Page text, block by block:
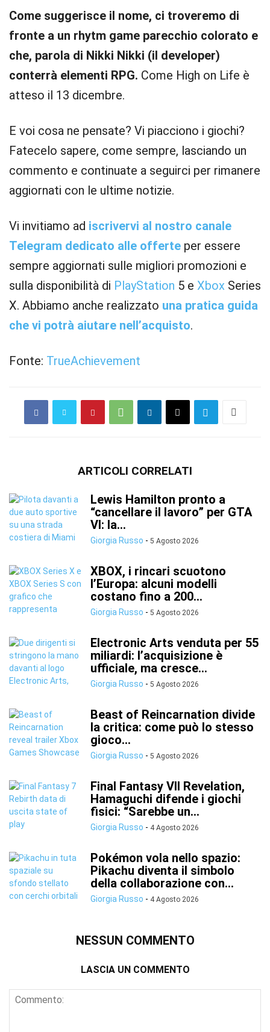
Come suggerisce il nome, ci troveremo di
fronte a un rhytm game parecchio colorato e
che, parola di Nikki Nikki (il developer)
conterrà elementi RPG. Come High on Life è
atteso il 13 dicembre.
E voi cosa ne pensate? Vi piacciono i giochi?
Fatecelo sapere, come sempre, lasciando un
commento e continuate a seguirci per rimanere
aggiornati con le ultime notizie.
Vi invitiamo ad iscrivervi al nostro canale
Telegram dedicato alle offerte per essere
sempre aggiornati sulle migliori promozioni e
sulla disponibilità di PlayStation 5 e Xbox Series
X. Abbiamo anche realizzato una pratica guida
che vi potrà aiutare nell’acquisto.
Fonte: TrueAchievement
ARTICOLI CORRELATI
Lewis Hamilton pronto a
“cancellare il lavoro” per GTA
VI: la...
Giorgia Russo - 5 Agosto 2026
XBOX, i rincari scuotono
l’Europa: alcuni modelli
costano fino a 200...
Giorgia Russo - 5 Agosto 2026
Electronic Arts venduta per 55
miliardi: l’acquisizione è
ufficiale, ma cresce...
Giorgia Russo - 5 Agosto 2026
Beast of Reincarnation divide
la critica: come può lo stesso
gioco...
Giorgia Russo - 5 Agosto 2026
Final Fantasy VII Revelation,
Hamaguchi difende i giochi
fisici: “Sarebbe un...
Giorgia Russo - 4 Agosto 2026
Pokémon vola nello spazio:
Pikachu diventa il simbolo
della collaborazione con...
Giorgia Russo - 4 Agosto 2026
NESSUN COMMENTO
LASCIA UN COMMENTO